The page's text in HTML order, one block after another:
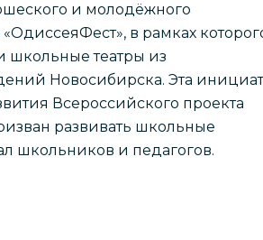
и молодёжного
«ОдиссеяФест», в рамках
школьные театры из
Новосибирска. Эта
Всероссийского проекта
развивать школьные
школьников и педагогов.